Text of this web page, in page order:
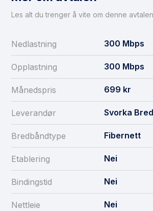
Les alt du trenger å vite om denne avtalen
Nedlastning 300 Mbps
Opplastning 300 Mbps
Månedspris 699 kr
Leverandør Svorka
Bredbåndtype Fibernett
Etablering Nei
Bindingstid Nei
Nettleie Nei